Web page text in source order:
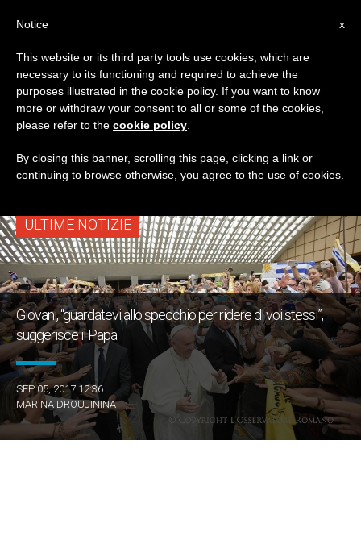
TAG
Posts Tagged
‘carisma’
ULTIME NOTIZIE
Giovani, “guardatevi allo specchio per ridere di voi stessi”,
suggerisce il Papa
SEP 05, 2017 12:36
MARINA DROUJININA
x
Notice
This website or its third party tools use cookies, which are
necessary to its functioning and required to achieve the
purposes illustrated in the cookie policy. If you want to know
more or withdraw your consent to all or some of the cookies,
please refer to the cookie policy
By closing this banner, scrolling this page, clicking a link or
continuing to browse otherwise, you agree to the use of cookies.